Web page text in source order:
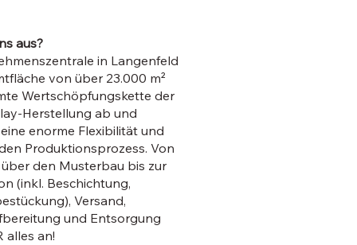
aus?
in Langenfeld
von über 23.000 m²
Wertschöpfungskette der
Herstellung ab und
enorme Flexibilität und
Produktionsprozess. Von
den Musterbau bis zur
(inkl. Beschichtung,
Versand,
und Entsorgung
alles an!